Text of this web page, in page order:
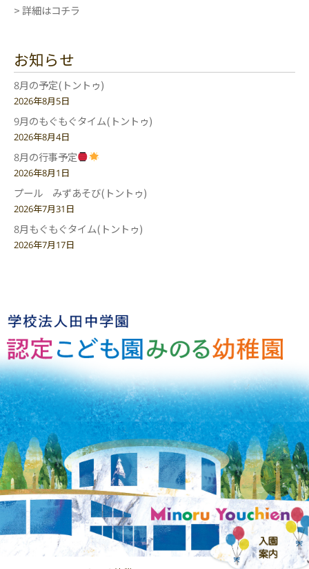
> 詳細はコチラ
お知らせ
8月の予定(トントゥ)
2026年8月5日
9月のもぐもぐタイム(トントゥ)
2026年8月4日
8月の行事予定
2026年8月1日
プール みずあそび(トントゥ)
2026年7月31日
8月もぐもぐタイム(トントゥ)
2026年7月17日